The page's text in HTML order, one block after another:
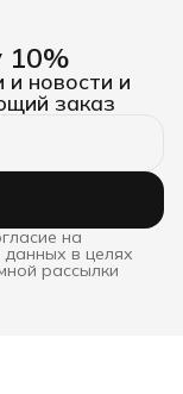
10%
новости и
заказ
на
в целях
рассылки